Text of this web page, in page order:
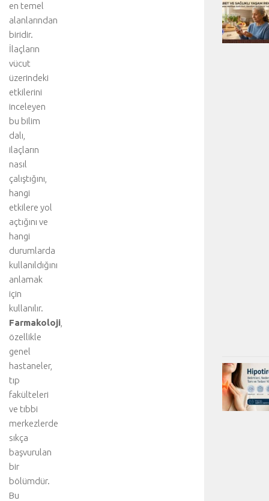
en temel
alanlarından
biridir.
İlaçların
vücut
üzerindeki
etkilerini
inceleyen
bu bilim
dalı,
ilaçların
nasıl
çalıştığını,
hangi
etkilere yol
açtığını ve
hangi
durumlarda
kullanıldığını
anlamak
için
kullanılır.
Farmakoloji
özellikle
genel
hastaneler,
tıp
fakülteleri
ve tıbbi
merkezlerde
sıkça
başvurulan
bir
bölümdür.
Bu